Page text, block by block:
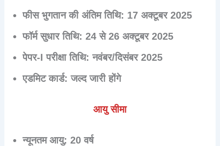
फीस भुगतान की अंतिम तिथि: 17 अक्टूबर 2025
फॉर्म सुधार तिथि: 24 से 26 अक्टूबर 2025
पेपर-I परीक्षा तिथि: नवंबर/दिसंबर 2025
एडमिट कार्ड: जल्द जारी होंगे
आयु सीमा
न्यूनतम आयु: 20 वर्ष